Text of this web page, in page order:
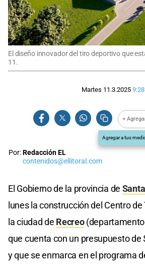
El diseño innovador del tiro deportivo que
11.
Martes 11.3.2025 9:28
+
Agregar a tus
Por:Redacción EL
contenidos@ellitoral.com
El Gobierno de la provincia de
lunes la construcción del Centro
la ciudad de Recreo(departamento
que cuenta con un presupuesto de
y que se enmarca en el programa